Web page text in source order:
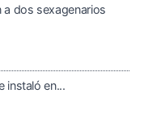
a dos sexagenarios
instaló en...